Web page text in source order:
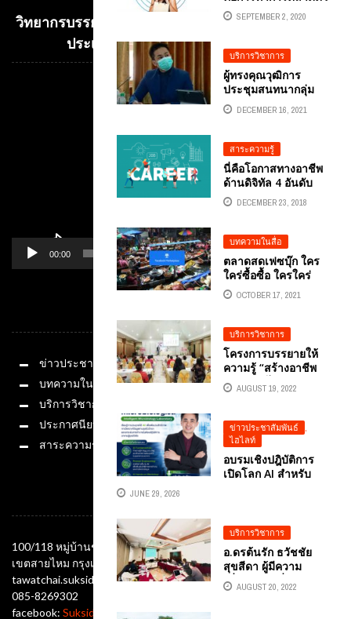
เอง PERSONAL
MARKETING
SEPTEMBER 2, 2020
บริการวิชาการ
ผู้ทรงคุณวุฒิการ
ประชุมสนทนากลุ่ม
(FOCUS GROUP) ผู้
เชี่ยวชาญและผู้ที่
ใช้คลื่นโทรทัศน์ภาค
พื้นดินในระบบดิจิตอล
เพื่อการศึกษา
อ.ดร.ต้นรัก ธวัชชัย
สุขสีด
DECEMBER 16, 2021
สาระความรู้
นี่คือโอกาสทางอาชีพ
ด้านดิจิทัล 4 อันดับ
แรกตามเทรนด์การ
ตลาดดิจิทัล
DECEMBER 23, 2018
บทความในสื่อ
ตลาดสดเฟซบุ๊ก ใคร
ใคร่ซื้อซื้อ ใครใคร่
ขายOCTOBER 17, 2021
บริการวิชาการ
โครงการบรรยายให้
ความรู้ “สร้างอาชีพ
สร้างรายได้ ผ่าน E-
COMMERCE”
สุขสีดา วิทยากรการ
ตลาดออนไลน์
AUGUST 19, 2022
ข่าวประชาสัมพันธ์
,
ไฮไลท์
อบรมเชิงปฎิบัติการ
เปิดโลก AI สำหรับ
ข้อมูลสู่ยุคดิจิทัล
บริษัท สิทธิพรแอสโซ
ซิเอส จำกัดโดยวิทยา
กผู้ทรงคุณวุฒิด้าน
เทคโนโลยีดิจิทัล AI
JUNE 29, 2026
บริการวิชาการ
อ.ดรต้นรัก ธวัชชัย
สุขสีดา ผู้มีความ
เชี่ยวชาญ เพื่อพัฒนา
โมเดล “มหาวิทยาลัย
AUGUST 20, 2022
วิทยากรบรรยาย E-COMMERCE เพื่อการค้าระหว่าง
ประเทศ อ.ดร.ต้นรัก ธวัชชัย สุขสีดา
00:00 01:14
หมวดหมู่
ข่าวประชาสัมพันธ์
บทความในสื่อ
บริการวิชาการ
ประกาศนียบัตร
สาระความรู้
ช่องทางติดต่อ
100/118 หมู่บ้านชัยพฤกษ์ ซอยออเงิน แขวงออเงิน
เขตสายไหม กรุงเทพมหานคร 10220
tawatchai.suksida@gmail.com
085-8269302
facebook: Suksida Tonrak Tawatchai